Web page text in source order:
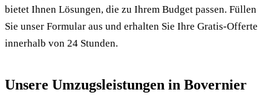
bietet Ihnen Lösungen, die zu Ihrem Budget passen. Füllen
Sie unser Formular aus und erhalten Sie Ihre Gratis-Offerte
innerhalb von 24 Stunden.
Unsere Umzugsleistungen in Bovernier